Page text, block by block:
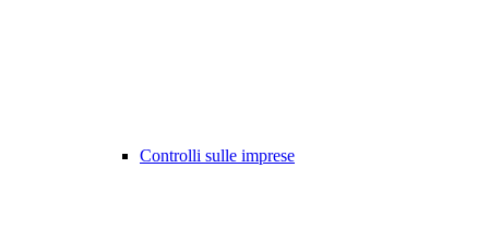
Controlli sulle imprese